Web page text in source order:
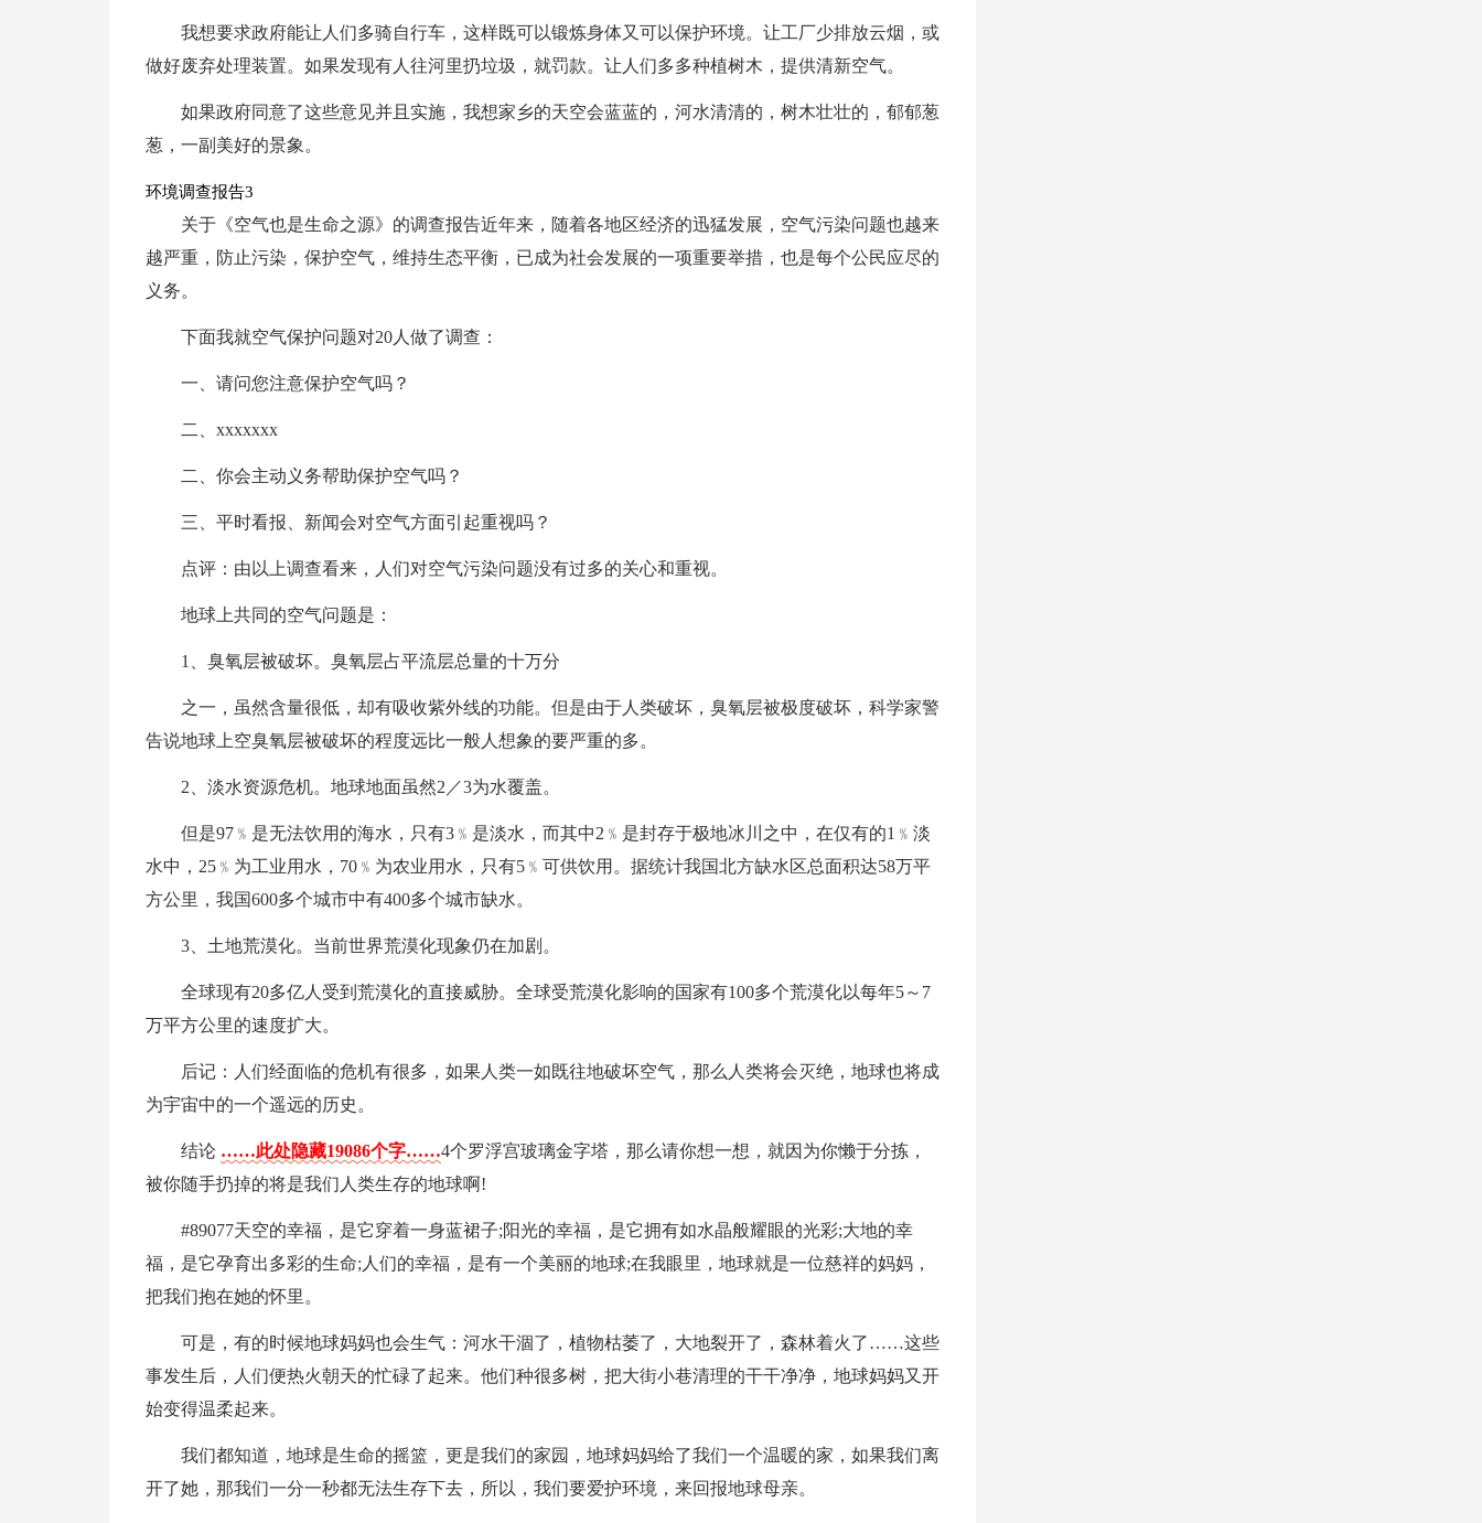
我想要求政府能让人们多骑自行车，这样既可以锻炼身体又可以保护环境。让工厂少排放云烟，或
做好废弃处理装置。如果发现有人往河里扔垃圾，就罚款。让人们多多种植树木，提供清新空气。
如果政府同意了这些意见并且实施，我想家乡的天空会蓝蓝的，河水清清的，树木壮壮的，郁郁葱
葱，一副美好的景象。
环境调查报告3
关于《空气也是生命之源》的调查报告近年来，随着各地区经济的迅猛发展，空气污染问题也越来
越严重，防止污染，保护空气，维持生态平衡，已成为社会发展的一项重要举措，也是每个公民应尽的
义务。
下面我就空气保护问题对20人做了调查：
一、请问您注意保护空气吗？
二、xxxxxxx
二、你会主动义务帮助保护空气吗？
三、平时看报、新闻会对空气方面引起重视吗？
点评：由以上调查看来，人们对空气污染问题没有过多的关心和重视。
地球上共同的空气问题是：
1、臭氧层被破坏。臭氧层占平流层总量的十万分
之一，虽然含量很低，却有吸收紫外线的功能。但是由于人类破坏，臭氧层被极度破坏，科学家警
告说地球上空臭氧层被破坏的程度远比一般人想象的要严重的多。
2、淡水资源危机。地球地面虽然2／3为水覆盖。
但是97﹪是无法饮用的海水，只有3﹪是淡水，而其中2﹪是封存于极地冰川之中，在仅有的1﹪淡
水中，25﹪为工业用水，70﹪为农业用水，只有5﹪可供饮用。据统计我国北方缺水区总面积达58万平
方公里，我国600多个城市中有400多个城市缺水。
3、土地荒漠化。当前世界荒漠化现象仍在加剧。
全球现有20多亿人受到荒漠化的直接威胁。全球受荒漠化影响的国家有100多个荒漠化以每年5～7
万平方公里的速度扩大。
后记：人们经面临的危机有很多，如果人类一如既往地破坏空气，那么人类将会灭绝，地球也将成
为宇宙中的一个遥远的历史。
结论 ……此处隐藏19086个字……4个罗浮宫玻璃金字塔，那么请你想一想，就因为你懒于分拣，
被你随手扔掉的将是我们人类生存的地球啊!
#89077天空的幸福，是它穿着一身蓝裙子;阳光的幸福，是它拥有如水晶般耀眼的光彩;大地的幸
福，是它孕育出多彩的生命;人们的幸福，是有一个美丽的地球;在我眼里，地球就是一位慈祥的妈妈，
把我们抱在她的怀里。
可是，有的时候地球妈妈也会生气：河水干涸了，植物枯萎了，大地裂开了，森林着火了……这些
事发生后，人们便热火朝天的忙碌了起来。他们种很多树，把大街小巷清理的干干净净，地球妈妈又开
始变得温柔起来。
我们都知道，地球是生命的摇篮，更是我们的家园，地球妈妈给了我们一个温暖的家，如果我们离
开了她，那我们一分一秒都无法生存下去，所以，我们要爱护环境，来回报地球母亲。